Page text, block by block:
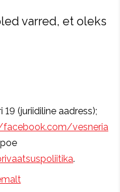
varred, et oleks
19 (juriidiline aadress);
vesneria
.